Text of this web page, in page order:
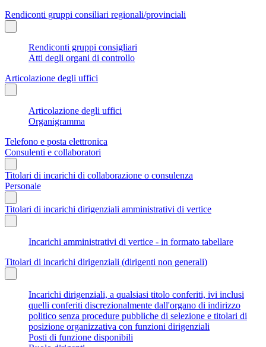
Rendiconti gruppi consiliari regionali/provinciali
Rendiconti gruppi consigliari
Atti degli organi di controllo
Articolazione degli uffici
Articolazione degli uffici
Organigramma
Telefono e posta elettronica
Consulenti e collaboratori
Titolari di incarichi di collaborazione o consulenza
Personale
Titolari di incarichi dirigenziali amministrativi di vertice
Incarichi amministrativi di vertice - in formato tabellare
Titolari di incarichi dirigenziali (dirigenti non generali)
Incarichi dirigenziali, a qualsiasi titolo conferiti, ivi inclusi
quelli conferiti discrezionalmente dall'organo di indirizzo
politico senza procedure pubbliche di selezione e titolari di
posizione organizzativa con funzioni dirigenziali
Posti di funzione disponibili